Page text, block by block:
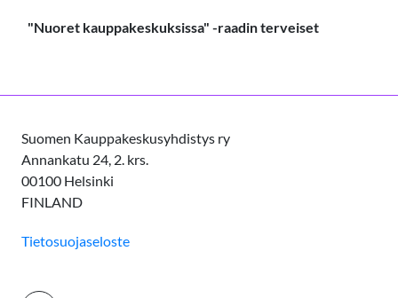
"Nuoret kauppakeskuksissa" -raadin terveiset
Suomen Kauppakeskusyhdistys ry
Annankatu 24, 2. krs.
00100 Helsinki
FINLAND
Tietosuojaseloste